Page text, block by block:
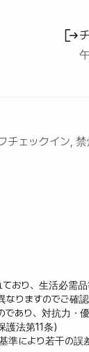
チェックイン,
おり、生活必需
りますのでご確認
であり、対抗力
法第11条）
により若干の誤